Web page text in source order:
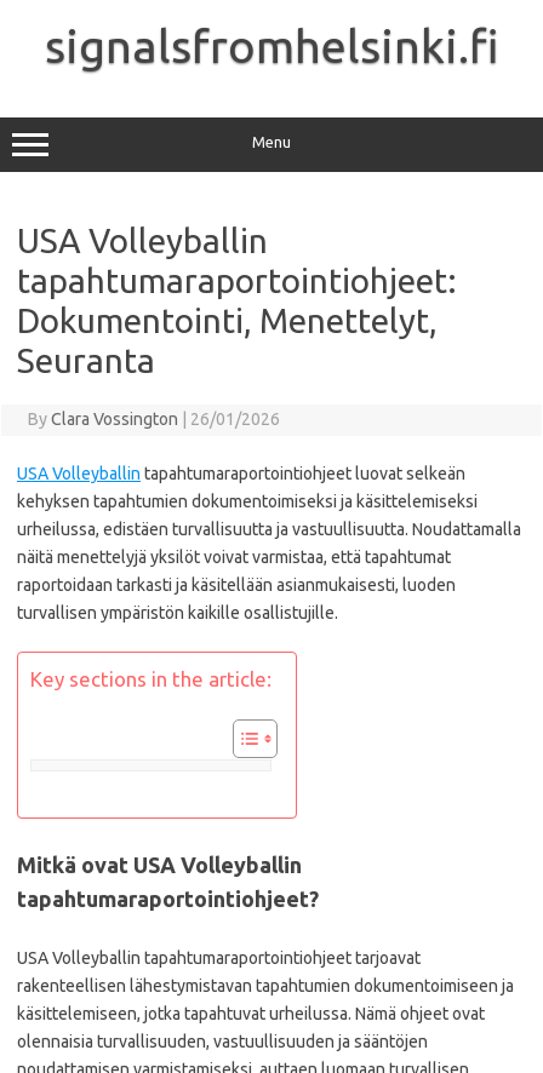
contentsignalsfromhelsinki.fi
Menu
USA Volleyballin
tapahtumaraportointiohjeet:
Dokumentointi, Menettelyt,
Seuranta
ByClara Vossington 26/01/2026
USA Volleyballin tapahtumaraportointiohjeet luovat selkeän
kehyksen tapahtumien dokumentoimiseksi ja käsittelemiseksi
urheilussa, edistäen turvallisuutta ja vastuullisuutta. Noudattamalla
näitä menettelyjä yksilöt voivat varmistaa, että tapahtumat
raportoidaan tarkasti ja käsitellään asianmukaisesti, luoden
turvallisen ympäristön kaikille osallistujille.
Key sections in the article:
Mitkä ovat USA Volleyballin
tapahtumaraportointiohjeet?
USA Volleyballin tapahtumaraportointiohjeet tarjoavat
rakenteellisen lähestymistavan tapahtumien dokumentoimiseen ja
käsittelemiseen, jotka tapahtuvat urheilussa. Nämä ohjeet ovat
olennaisia turvallisuuden, vastuullisuuden ja sääntöjen